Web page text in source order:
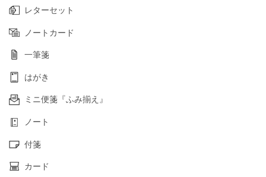
レターセット
ノートカード
一筆箋
はがき
ミニ便箋『ふみ揃え』
ノート
付箋
カード